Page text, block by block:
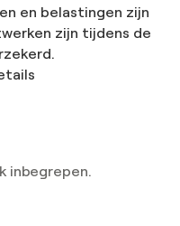
en belastingen zijn
zijn tijdens de
inbegrepen.